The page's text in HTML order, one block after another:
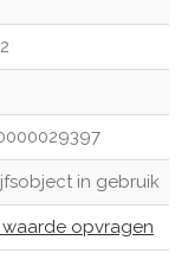
in gebruik
opvragen